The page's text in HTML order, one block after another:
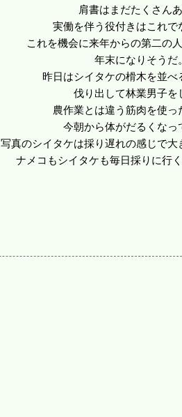
肩書はまだたくさん
実働を伴う役付きはこれで
これを機会に来年からの第二の
年末になりそうだ。
昨日はシイタケの榾木を並べ
伐り出して林業男子を
農作業とは違う筋肉を使っ
今朝から体がだるくなっ
写真のシイタケは採り遅れの感じで大
ナメコもシイタケも毎日採りに行